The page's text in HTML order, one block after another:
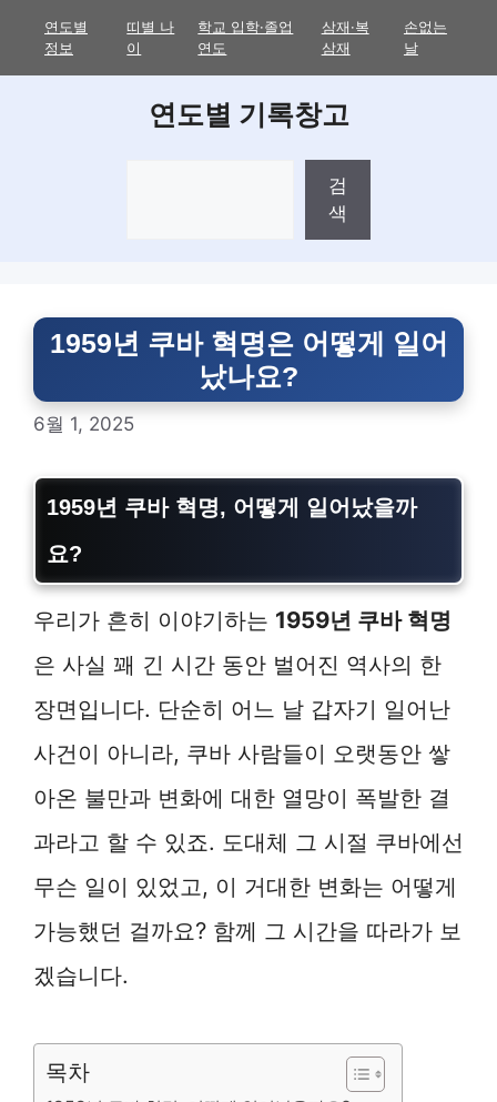
연도별
정보
띠별 나
이
학교 입학·졸업
연도
삼재·복
삼재
손없는
날
연도별 기록창고
검
색
1959년 쿠바 혁명은 어떻게 일어
났나요?
6월 1, 2025
1959년 쿠바 혁명, 어떻게 일어났을까
요?
우리가 흔히 이야기하는 1959년 쿠바 혁명
은 사실 꽤 긴 시간 동안 벌어진 역사의 한
장면입니다. 단순히 어느 날 갑자기 일어난
사건이 아니라, 쿠바 사람들이 오랫동안 쌓
아온 불만과 변화에 대한 열망이 폭발한 결
과라고 할 수 있죠. 도대체 그 시절 쿠바에선
무슨 일이 있었고, 이 거대한 변화는 어떻게
가능했던 걸까요? 함께 그 시간을 따라가 보
겠습니다.
목차